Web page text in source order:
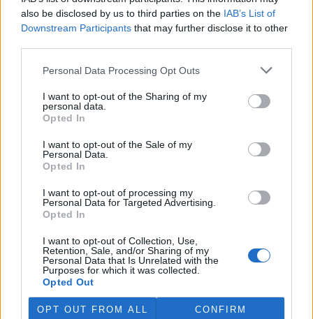
also be disclosed by us to third parties on the IAB’s List of
Downstream Participants that may further disclose it to other
Personal Data Processing Opt Outs
I want to opt-out of the Sharing of my
personal data.
Opted In
I want to opt-out of the Sale of my
Personal Data.
Opted In
I want to opt-out of processing my
Personal Data for Targeted Advertising.
Opted In
I want to opt-out of Collection, Use,
Retention, Sale, and/or Sharing of my
Personal Data that Is Unrelated with the
Purposes for which it was collected.
Opted Out
OPT OUT FROM ALL CONFIRM
tisknout poslat
Online diskuse